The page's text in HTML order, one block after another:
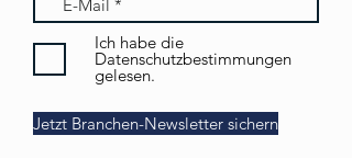
Ich habe die
Datenschutzbestimmungen
gelesen.
Jetzt Branchen-Newsletter sichern